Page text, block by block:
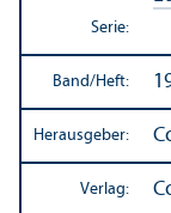
Serie:
Band/Heft:
Herausgeber:
Verlag: